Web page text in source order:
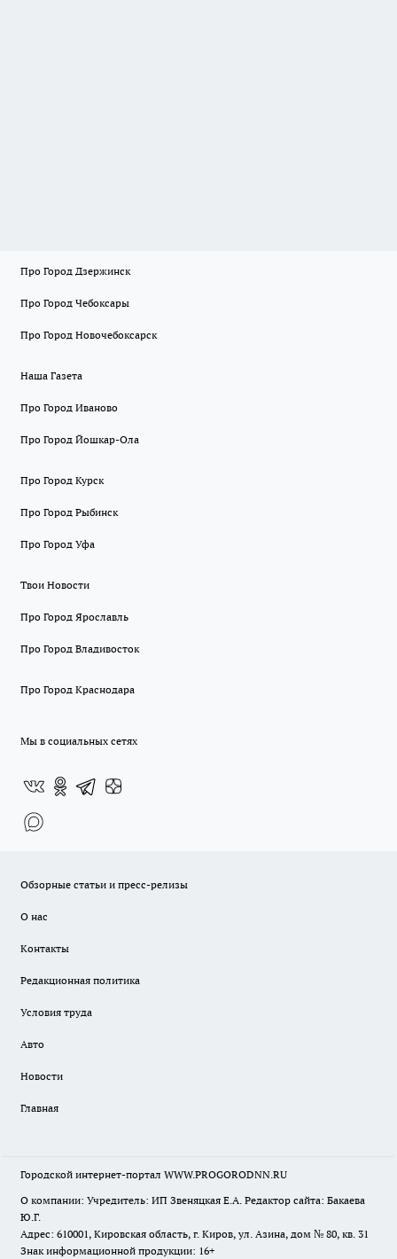
Про Город Дзержинск
Про Город Чебоксары
Про Город Новочебоксарск
Наша Газета
Про Город Иваново
Про Город Йошкар-Ола
Про Город Курск
Про Город Рыбинск
Про Город Уфа
Твои Новости
Про Город Ярославль
Про Город Владивосток
Про Город Краснодара
Мы в социальных сетях
Обзорные статьи и пресс-релизы
О нас
Контакты
Редакционная политика
Условия труда
Авто
Новости
Главная
Городской интернет-портал WWW.PROGORODNN.RU
О компании: Учредитель: ИП Звеняцкая Е.А. Редактор сайта: Бакаева
Ю.Г.
Адрес: 610001, Кировская область, г. Киров, ул. Азина, дом № 80, кв. 31
Знак информационной продукции: 16+